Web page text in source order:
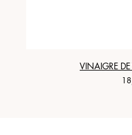
VINAIGRE DE